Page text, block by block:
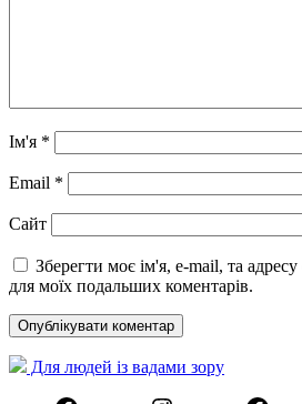
Ім'я *
Email *
Сайт
Зберегти моє ім'я, e-mail, та
для моїх подальших коментарів.
Для людей із вадами зору